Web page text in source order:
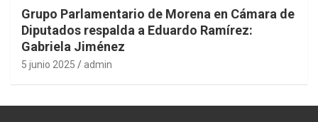
Grupo Parlamentario de Morena en Cámara de
Diputados respalda a Eduardo Ramírez:
Gabriela Jiménez
5 junio 2025 admin